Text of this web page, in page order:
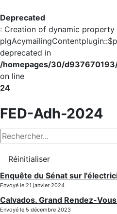
Deprecated
: Creation of dynamic property
deprecated in
/homepages/30/
on line
24
FED-Adh-2024
Réinitialiser
Enquête du Sénat sur
Envoyé le 21 janvier 2024
Calvados. Grand Rendez-
Envoyé le 5 décembre 2023